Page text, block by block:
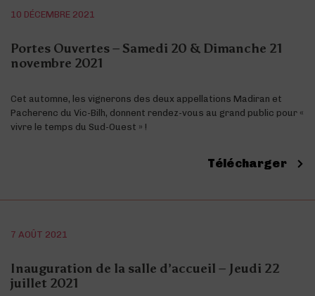
10 DÉCEMBRE 2021
Portes Ouvertes – Samedi 20 & Dimanche 21
novembre 2021
Cet automne, les vignerons des deux appellations Madiran et
Pacherenc du Vic-Bilh, donnent rendez-vous au grand public pour «
vivre le temps du Sud-Ouest » !
Télécharger
7 AOÛT 2021
Inauguration de la salle d’accueil – Jeudi 22
juillet 2021